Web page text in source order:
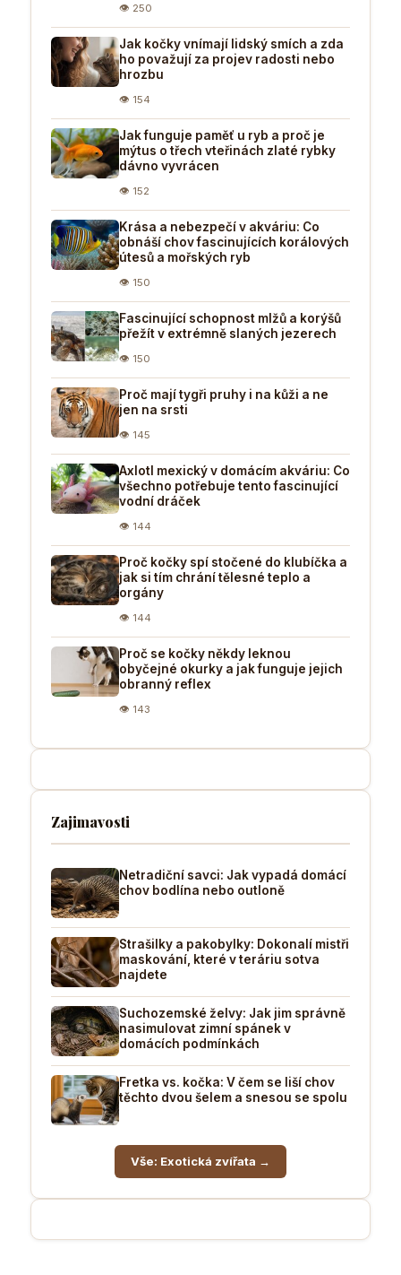
👁 250
Jak kočky vnímají lidský smích a zda
ho považují za projev radosti nebo
hrozbu
👁 154
Jak funguje paměť u ryb a proč je
mýtus o třech vteřinách zlaté rybky
dávno vyvrácen
👁 152
Krása a nebezpečí v akváriu: Co
obnáší chov fascinujících korálových
útesů a mořských ryb
👁 150
Fascinující schopnost mlžů a korýšů
přežít v extrémně slaných jezerech
👁 150
Proč mají tygři pruhy i na kůži a ne
jen na srsti
👁 145
Axlotl mexický v domácím akváriu: Co
všechno potřebuje tento fascinující
vodní dráček
👁 144
Proč kočky spí stočené do klubíčka a
jak si tím chrání tělesné teplo a
orgány
👁 144
Proč se kočky někdy leknou
obyčejné okurky a jak funguje jejich
obranný reflex
👁 143
Zajimavosti
Netradiční savci: Jak vypadá domácí
chov bodlína nebo outloně
Strašilky a pakobylky: Dokonalí mistři
maskování, které v teráriu sotva
najdete
Suchozemské želvy: Jak jim správně
nasimulovat zimní spánek v
domácích podmínkách
Fretka vs. kočka: V čem se liší chov
těchto dvou šelem a snesou se spolu
Vše: Exotická zvířata →